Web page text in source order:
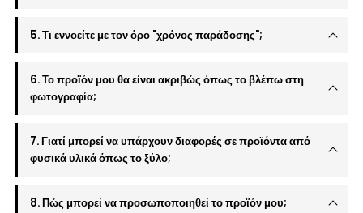
5. Τι εννοείτε με τον όρο "χρόνος παράδοσης";
6. Το προϊόν μου θα είναι ακριβώς όπως το βλέπω στη
φωτογραφία;
7. Γιατί μπορεί να υπάρχουν διαφορές σε προϊόντα από
φυσικά υλικά όπως το ξύλο;
8. Πώς μπορεί να προσωποποιηθεί το προϊόν μου;